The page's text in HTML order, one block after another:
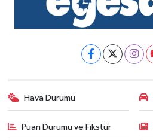
Hava Durumu
Puan Durumu ve Fikstür